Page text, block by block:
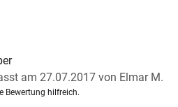
am 27.07.2017 von Elmar M.
Bewertung hilfreich.